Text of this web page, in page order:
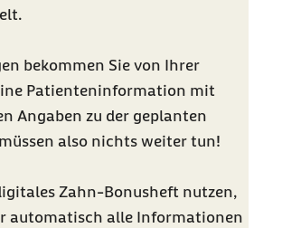
bekommen Sie von Ihrer
Patienteninformation mit
Angaben zu der geplanten
also nichts weiter tun!
Zahn-Bonusheft nutzen,
automatisch alle Informationen